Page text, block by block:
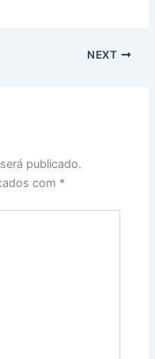
NEXT
publicado.
com *